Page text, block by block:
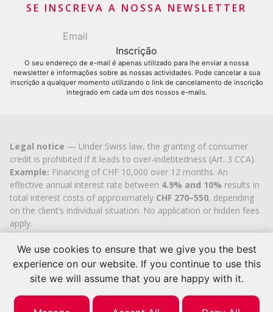
SE INSCREVA A NOSSA NEWSLETTER
O seu endereço de e-mail é apenas utilizado para lhe enviar a nossa
newsletter e informações sobre as nossas actividades. Pode cancelar a sua
inscrição a qualquer momento utilizando o link de cancelamento de inscrição
integrado em cada um dos nossos e-mails.
Legal notice — Under Swiss law, the granting of consumer
credit is prohibited if it leads to over-indebtedness (Art. 3 CCA).
Example: Financing of CHF 10,000 over 12 months. An
effective annual interest rate between 4.9% and 10% results in
total interest costs of approximately CHF 270–550, depending
on the client’s individual situation. No application or hidden fees
apply.
Cashflex MultiCredit GmbH, registered in the Commercial
Register of theCanton of Zugsince 2007 (UIDCHE-
113.592.711), holds the official cantonal authorisation for
consumer credit brokerage.
© 2026 | Cashflex Multicredit Sarl
We use cookies to ensure that we give you the best
experience on our website. If you continue to use this
site we will assume that you are happy with it.